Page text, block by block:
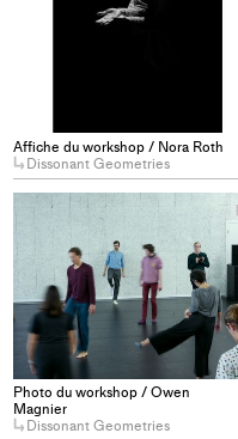
Affiche du workshop / Nora Roth
Dissonant Geometries
Photo du workshop / Owen
Magnier
Dissonant Geometries